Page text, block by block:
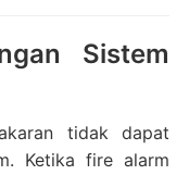
Sistem
tidak dapat
Ketika fire alarm